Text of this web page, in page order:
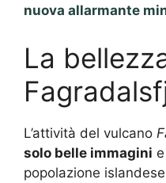
nuova allarmante
La
L’attività del vulcano
solo belle immagini
popolazione